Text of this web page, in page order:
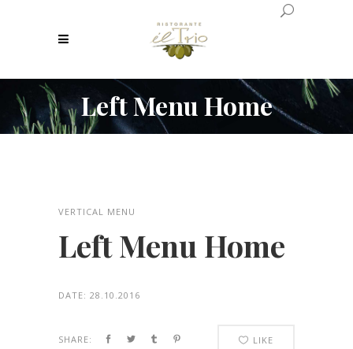
Left Menu Home
VERTICAL MENU
Left Menu Home
DATE: 28.10.2016
SHARE: LIKE